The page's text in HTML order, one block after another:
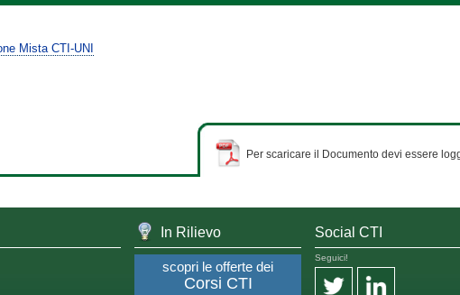
Mista CTI-UNI
Per scaricare il Documento devi essere
In Rilievo
scopri le offerte dei
Corsi CTI
Social CTI
Seguici!